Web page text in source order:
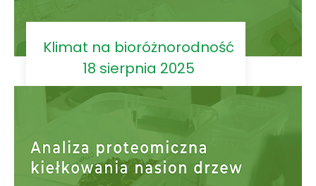
Klimat na bioróżnorodność
18 sierpnia 2025